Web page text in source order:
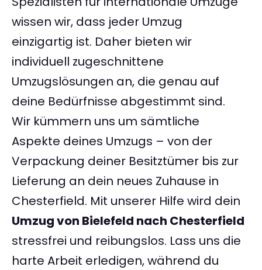
wissen wir, dass jeder Umzug
einzigartig ist. Daher bieten wir
individuell zugeschnittene
Umzugslösungen an, die genau auf
deine Bedürfnisse abgestimmt sind.
Wir kümmern uns um sämtliche
Aspekte deines Umzugs – von der
Verpackung deiner Besitztümer bis zur
Lieferung an dein neues Zuhause in
Chesterfield. Mit unserer Hilfe wird dein
Umzug von Bielefeld nach Chesterfield
stressfrei und reibungslos. Lass uns die
harte Arbeit erledigen, während du